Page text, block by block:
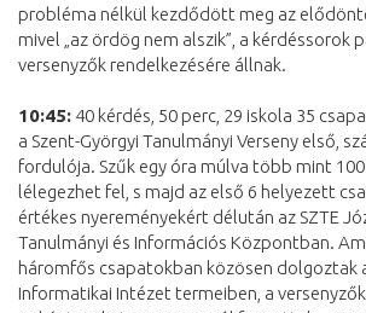
probléma nélkül kezdődött meg az
mivel „az ördög nem alszik”, a kérdéssorok
versenyzők rendelkezésére állnak.
10:45: 40 kérdés, 50 perc, 29 iskola 35
a Szent-Györgyi Tanulmányi Verseny első,
fordulója. Szűk egy óra múlva több mint
lélegezhet fel, s majd az első 6 helyezett
értékes nyereményekért délután az SZTE
Tanulmányi és Információs Központban.
háromfős csapatokban közösen dolgoztak
Informatikai Intézet termeiben, a